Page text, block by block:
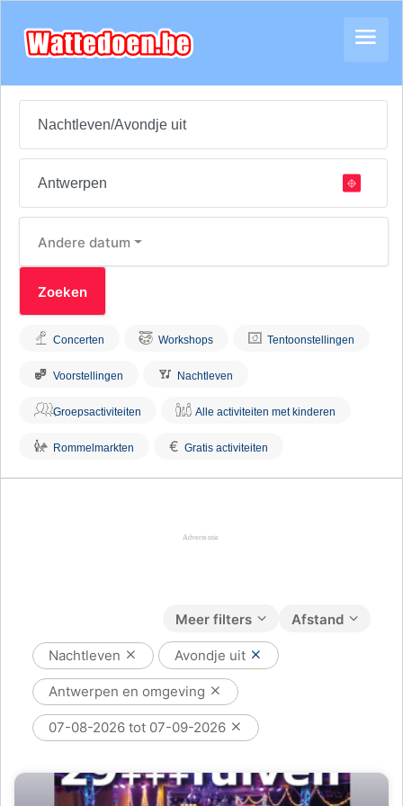
Andere datum
Concerten Workshops Tentoonstellingen
Voorstellingen Nachtleven
Groepsactiviteiten Alle activiteiten met kinderen
Rommelmarkten € Gratis activiteiten
Afstand
Meer filters
Nachtleven Avondje uit
Antwerpen en omgeving
07-08-2026 tot 07-09-2026